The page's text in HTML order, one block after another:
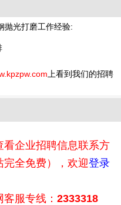
抛光打磨工作经验:
上看到我们的招聘
企业招聘信息联系方
全免费），欢迎登录
服专线： 2333318